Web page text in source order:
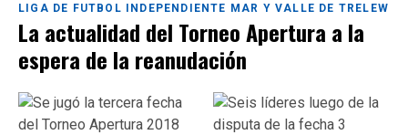
LIGA DE FUTBOL INDEPENDIENTE MAR Y VALLE DE TRELEW
La actualidad del Torneo Apertura a la
espera de la reanudación